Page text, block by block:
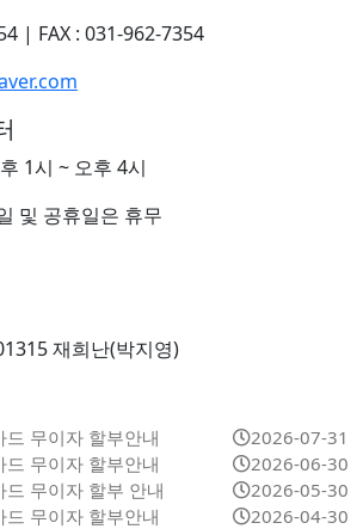
| FAX : 031-962-7354
1시 ~ 오후 4시
및 공휴일은 휴무
재희난(박지영)
무이자 할부안내
2026-07-31
무이자 할부안내
2026-06-30
무이자 할부 안내
2026-05-30
무이자 할부안내
2026-04-30